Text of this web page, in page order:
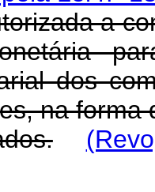
a
dos
na forma